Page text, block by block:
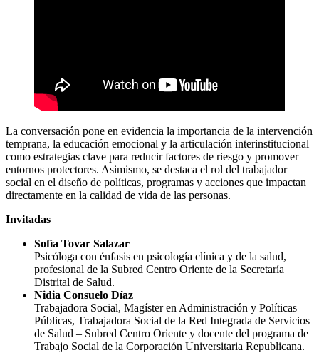
La conversación pone en evidencia la importancia de la intervención
temprana, la educación emocional y la articulación interinstitucional
como estrategias clave para reducir factores de riesgo y promover
entornos protectores. Asimismo, se destaca el rol del trabajador
social en el diseño de políticas, programas y acciones que impactan
directamente en la calidad de vida de las personas.
Invitadas
Sofía Tovar Salazar
Psicóloga con énfasis en psicología clínica y de la salud,
profesional de la Subred Centro Oriente de la Secretaría
Distrital de Salud.
Nidia Consuelo Díaz
Trabajadora Social, Magíster en Administración y Políticas
Públicas, Trabajadora Social de la Red Integrada de Servicios
de Salud – Subred Centro Oriente y docente del programa de
Trabajo Social de la Corporación Universitaria Republicana.